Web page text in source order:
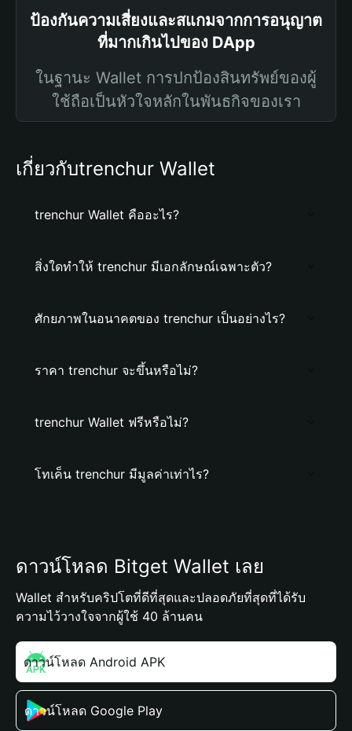
ป้องกันความเสี่ยงและสแกมจากการอนุญาต
ที่มากเกินไปของ DApp
ในฐานะ Wallet การปกป้องสินทรัพย์ของผู้
ใช้ถือเป็นหัวใจหลักในพันธกิจของเรา
เกี่ยวกับtrenchur Wallet
trenchur Wallet คืออะไร?
สิ่งใดทำให้ trenchur มีเอกลักษณ์เฉพาะตัว?
ศักยภาพในอนาคตของ trenchur เป็นอย่างไร?
ราคา trenchur จะขึ้นหรือไม่?
trenchur Wallet ฟรีหรือไม่?
โทเค็น trenchur มีมูลค่าเท่าไร?
ดาวน์โหลด Bitget Wallet เลย
Wallet สำหรับคริปโตที่ดีที่สุดและปลอดภัยที่สุดที่ได้รับ
ความไว้วางใจจากผู้ใช้ 40 ล้านคน
ดาวน์โหลด Android APK
ดาวน์โหลด Google Play